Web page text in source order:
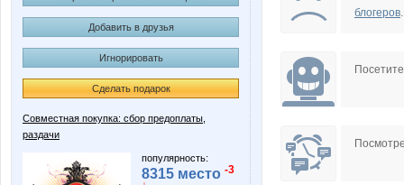
Добавить в друзья
Игнорировать
Сделать подарок
Совместная покупка: сбор предоплаты,
раздачи
популярность:
8315 место -3
Beliya
Grida IRES
блогеров.